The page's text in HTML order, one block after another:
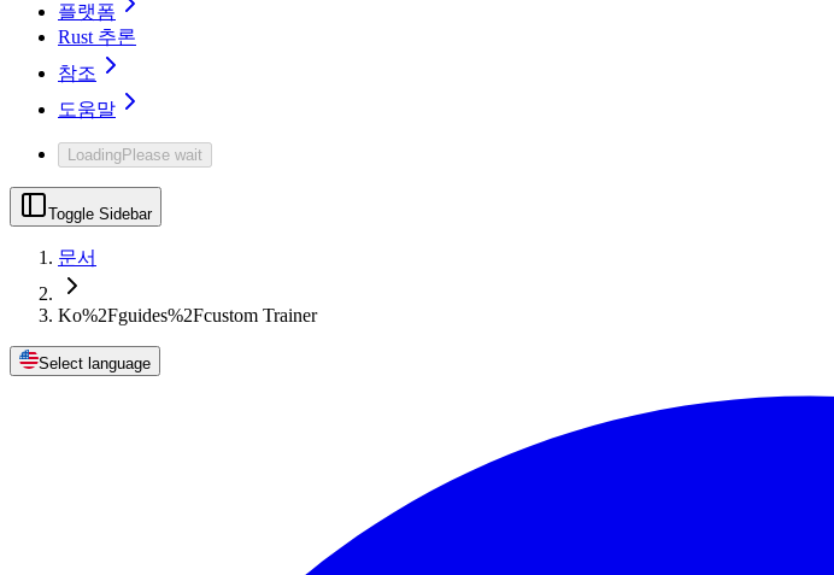
플랫폼
Rust 추론
참조
도움말
LoadingPlease wait
Toggle Sidebar
문서
Ko%2Fguides%2Fcustom Trainer
Select language